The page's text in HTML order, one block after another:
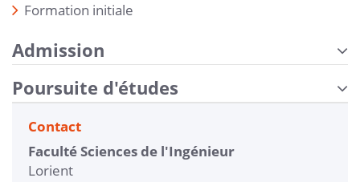
Formation initiale
Admission
Poursuite d'études
Contact
Faculté Sciences de l'Ingénieur
Lorient